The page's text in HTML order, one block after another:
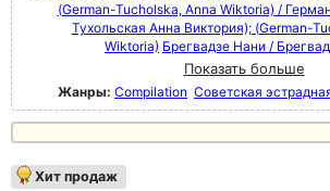
(German-Tucholska, Anna Wiktoria) /
Тухольская Анна Виктория); (German-
Wiktoria) Брегвадзе Нани /
Показать больше
Жанры: Compilation Советская
Хит продаж